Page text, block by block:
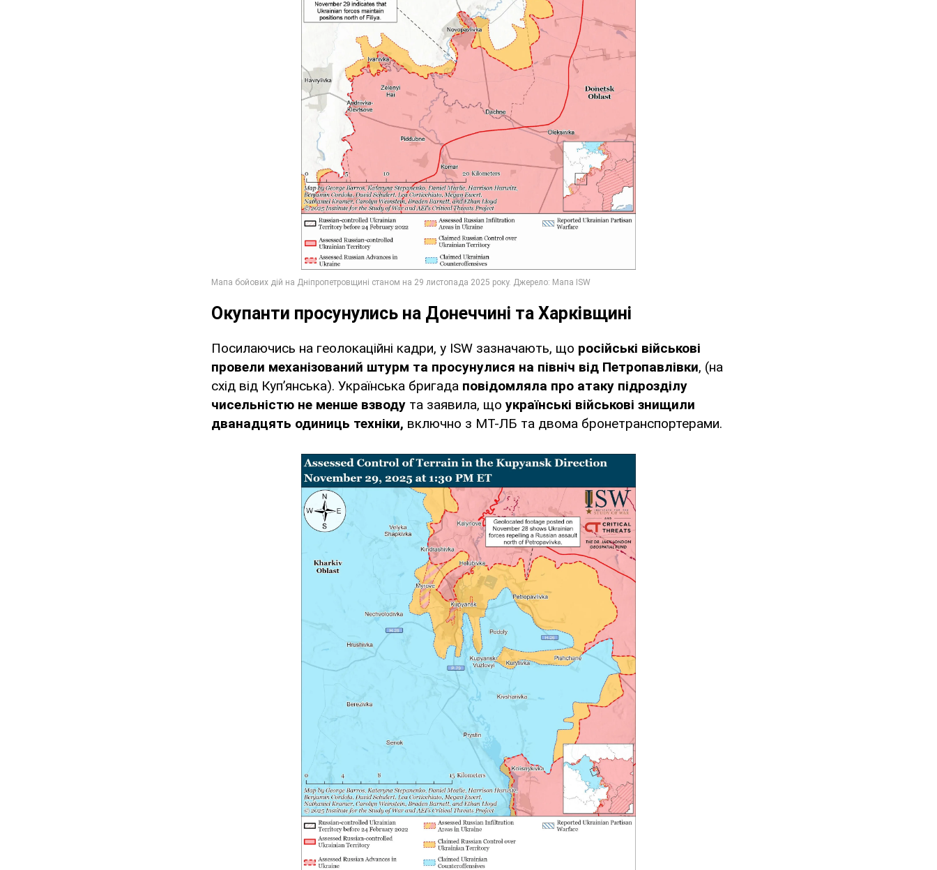
Окупанти просунулись на Донеччині та Харківщині
Посилаючись на геолокаційні кадри, у ISW зазначають, що російські військові
провели механізований штурм та просунулися на північ від Петропавлівки, (на
схід від Куп’янська). Українська бригада повідомляла про атаку підрозділу
чисельністю не менше взводу та заявила, що українські військові знищили
дванадцять одиниць техніки, включно з МТ-ЛБ та двома бронетранспортерами.